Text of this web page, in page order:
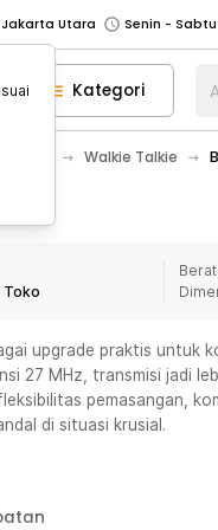
Utara
Tangerang
n Go Jakarta Barat
Senin -
Go Bekasi
Senin - Jumat
Senin - Jumat
Senin -
Senin -
Tangerang
Go Jakarta Barat
Senin -
Senin - Jumat
Kategori
Walkie Talkie
Toko
upgrade praktis untuk
27 MHz, transmisi jadi
pemasangan,
di situasi krusial.